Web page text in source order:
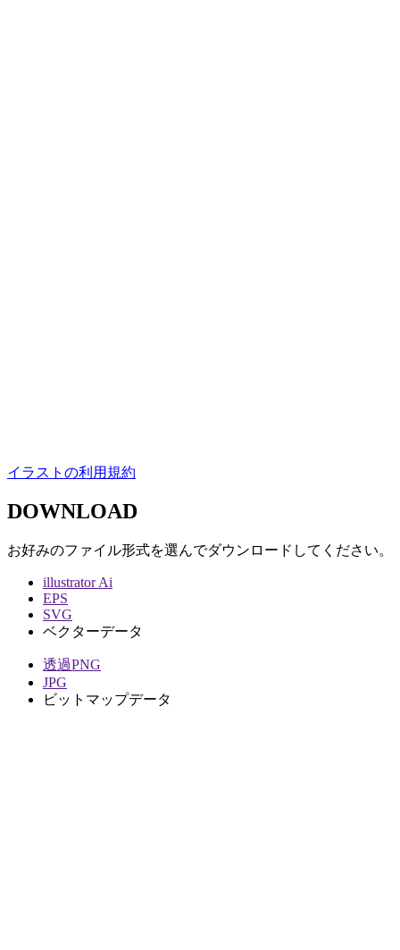
イラストの利用規約
DOWNLOAD
お好みのファイル形式を選んでダウンロードしてください。
illustrator Ai
EPS
SVG
ベクターデータ
透過PNG
JPG
ビットマップデータ